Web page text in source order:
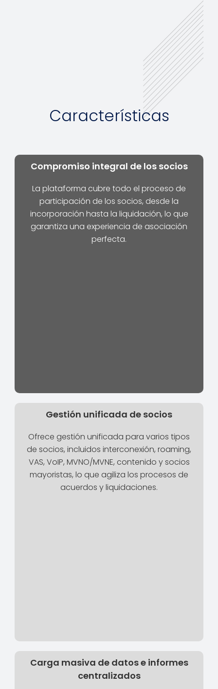
Características
Compromiso integral de los socios
La plataforma cubre todo el proceso de
participación de los socios, desde la
incorporación hasta la liquidación, lo que
garantiza una experiencia de asociación
perfecta.
Gestión unificada de socios
Ofrece gestión unificada para varios tipos
de socios, incluidos interconexión, roaming,
VAS, VoIP, MVNO/MVNE, contenido y socios
mayoristas, lo que agiliza los procesos de
acuerdos y liquidaciones.
Carga masiva de datos e informes
centralizados